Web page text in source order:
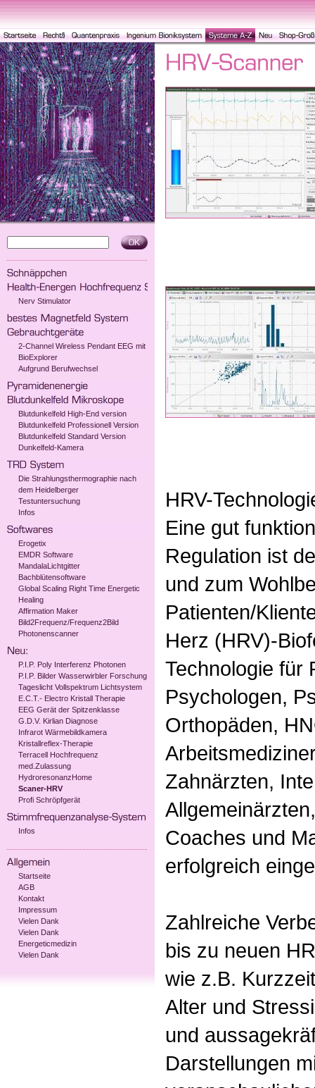
Nerv Stimulator
2-Channel Wireless Pendant EEG mit
BioExplorer
Aufgrund Berufwechsel
Blutdunkelfeld High-End version
Blutdunkelfeld Professionell Version
Blutdunkelfeld Standard Version
Dunkelfeld-Kamera
Die Strahlungsthermographie nach
dem Heidelberger
Testuntersuchung
Infos
Erogetix
EMDR Software
MandalaLichtgitter
Bachblütensoftware
Global Scaling Right Time Energetic
Healing
Affirmation Maker
Bild2Frequenz/Frequenz2Bild
Photonenscanner
P.I.P. Poly Interferenz Photonen
P.I.P. Bilder Wasserwirbler Forschung
Tageslicht Vollspektrum Lichtsystem
E.C.T.- Electro Kristall Therapie
EEG Gerät der Spitzenklasse
G.D.V. Kirlian Diagnose
Infrarot Wärmebildkamera
Kristallreflex-Therapie
Terracell Hochfrequenz
med.Zulassung
HydroresonanzHome
Scaner-HRV
Profi Schröpfgerät
Infos
Startseite
AGB
Kontakt
Impressum
Vielen Dank
Vielen Dank
Energeticmedizin
Vielen Dank
HRV-
Eine gut
Regulation ist
und zum
Patienten/
Herz (HRV)-
Technologie für
Psychologen,
Orthopäden,
Zahnärzten,
Coaches und
erfolgreich
Zahlreiche
bis zu neuen
wie z.B.
Alter und
und
Darstellungen